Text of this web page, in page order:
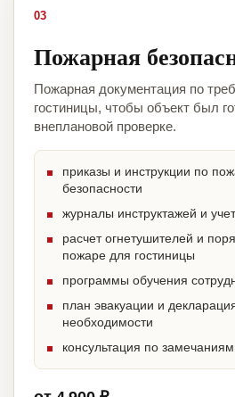
03
Пожарная
Пожарная документация по
гостиницы, чтобы объект был
внеплановой проверке.
приказы и инструкции по
безопасности
журналы инструктажей и
расчет огнетушителей и
пожаре для гостиницы
программы обучения
план эвакуации и
необходимости
консультация по